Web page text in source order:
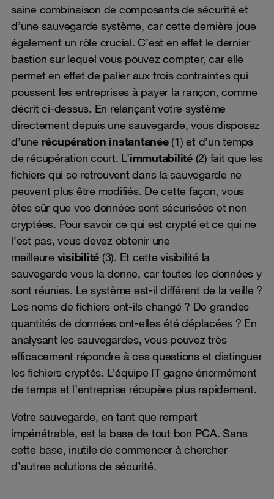
saine combinaison de composants de sécurité et
d’une sauvegarde système, car cette dernière joue
également un rôle crucial. C’est en effet le dernier
bastion sur lequel vous pouvez compter, car elle
permet en effet de palier aux trois contraintes qui
poussent les entreprises à payer la rançon, comme
décrit ci-dessus. En relançant votre système
directement depuis une sauvegarde, vous disposez
d’une récupération instantanée(1) et d’un temps
de récupération court. L’immutabilité(2) fait que les
fichiers qui se retrouvent dans la sauvegarde ne
peuvent plus être modifiés. De cette façon, vous
êtes sûr que vos données sont sécurisées et non
cryptées. Pour savoir ce qui est crypté et ce qui ne
l’est pas, vous devez obtenir une
meilleure visibilité (3). Et cette visibilité la
sauvegarde vous la donne, car toutes les données y
sont réunies. Le système est-il différent de la veille ?
Les noms de fichiers ont-ils changé ? De grandes
quantités de données ont-elles été déplacées ? En
analysant les sauvegardes, vous pouvez très
efficacement répondre à ces questions et distinguer
les fichiers cryptés. L’équipe IT gagne énormément
de temps et l’entreprise récupère plus rapidement.
Votre sauvegarde, en tant que rempart
impénétrable, est la base de tout bon PCA. Sans
cette base, inutile de commencer à chercher
d’autres solutions de sécurité.